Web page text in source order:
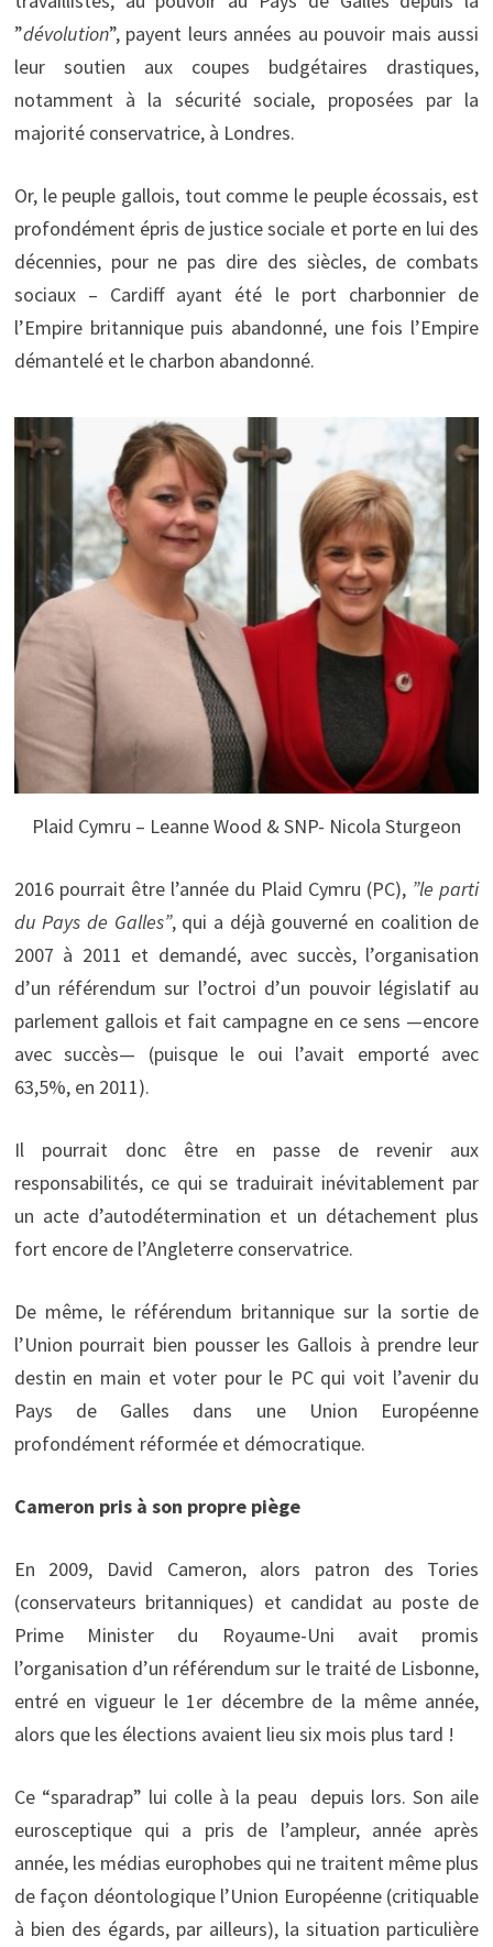
”dévolution”, payent leurs années au pouvoir mais aussi
leur soutien aux coupes budgétaires drastiques,
notamment à la sécurité sociale, proposées par la
majorité conservatrice, à Londres.
Or, le peuple gallois, tout comme le peuple écossais, est
profondément épris de justice sociale et porte en lui des
décennies, pour ne pas dire des siècles, de combats
sociaux – Cardiff ayant été le port charbonnier de
l’Empire britannique puis abandonné, une fois l’Empire
démantelé et le charbon abandonné.
Plaid Cymru – Leanne Wood & SNP- Nicola Sturgeon
2016 pourrait être l’année du Plaid Cymru (PC), ”le parti
du Pays de Galles”, qui a déjà gouverné en coalition de
2007 à 2011 et demandé, avec succès, l’organisation
d’un référendum sur l’octroi d’un pouvoir législatif au
parlement gallois et fait campagne en ce sens —encore
avec succès— (puisque le oui l’avait emporté avec
63,5%, en 2011).
Il pourrait donc être en passe de revenir aux
responsabilités, ce qui se traduirait inévitablement par
un acte d’autodétermination et un détachement plus
fort encore de l’Angleterre conservatrice.
De même, le référendum britannique sur la sortie de
l’Union pourrait bien pousser les Gallois à prendre leur
destin en main et voter pour le PC qui voit l’avenir du
Pays de Galles dans une Union Européenne
profondément réformée et démocratique.
Cameron pris à son propre piège
En 2009, David Cameron, alors patron des Tories
(conservateurs britanniques) et candidat au poste de
Prime Minister du Royaume-Uni avait promis
l’organisation d’un référendum sur le traité de Lisbonne,
entré en vigueur le 1er décembre de la même année,
alors que les élections avaient lieu six mois plus tard !
Ce “sparadrap” lui colle à la peau depuis lors. Son aile
eurosceptique qui a pris de l’ampleur, année après
année, les médias europhobes qui ne traitent même plus
de façon déontologique l’Union Européenne (critiquable
à bien des égards, par ailleurs), la situation particulière